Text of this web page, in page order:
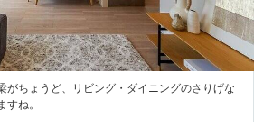
がちょうど、リビング・ダイニングのさりげな
ね。